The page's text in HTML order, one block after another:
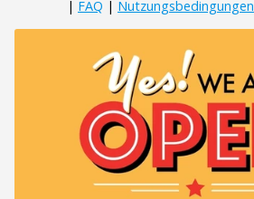
| FAQ | Nutzungsbedingungen